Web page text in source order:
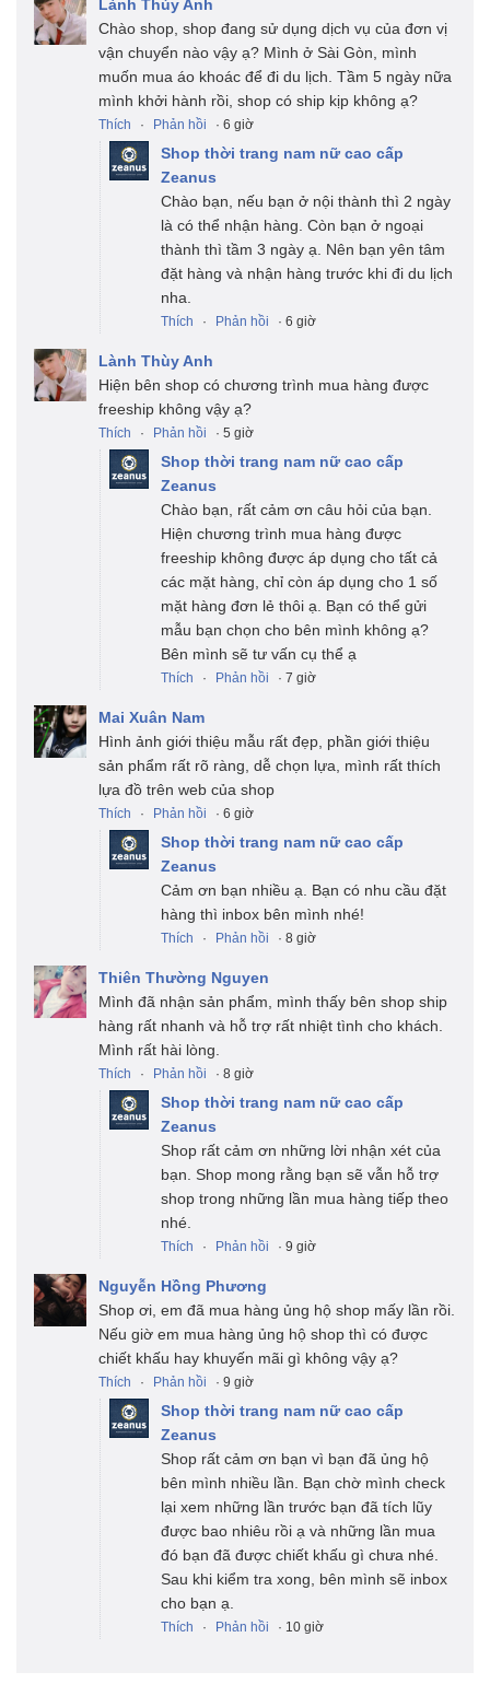
Lành Thùy Anh
Chào shop, shop đang sử dụng dịch vụ của đơn vị
vận chuyển nào vậy ạ? Mình ở Sài Gòn, mình
muốn mua áo khoác để đi du lịch. Tầm 5 ngày nữa
mình khởi hành rồi, shop có ship kịp không ạ?
Thích · Phản hồi · 6 giờ
Shop thời trang nam nữ cao cấp
Zeanus
Chào bạn, nếu bạn ở nội thành thì 2 ngày
là có thể nhận hàng. Còn bạn ở ngoại
thành thì tầm 3 ngày ạ. Nên bạn yên tâm
đặt hàng và nhận hàng trước khi đi du lịch
nha.
Thích · Phản hồi · 6 giờ
Lành Thùy Anh
Hiện bên shop có chương trình mua hàng được
freeship không vậy ạ?
Thích · Phản hồi · 5 giờ
Shop thời trang nam nữ cao cấp
Zeanus
Chào bạn, rất cảm ơn câu hỏi của bạn.
Hiện chương trình mua hàng được
freeship không được áp dụng cho tất cả
các mặt hàng, chỉ còn áp dụng cho 1 số
mặt hàng đơn lẻ thôi ạ. Bạn có thể gửi
mẫu bạn chọn cho bên mình không ạ?
Bên mình sẽ tư vấn cụ thể ạ
Thích · Phản hồi · 7 giờ
Mai Xuân Nam
Hình ảnh giới thiệu mẫu rất đẹp, phần giới thiệu
sản phẩm rất rõ ràng, dễ chọn lựa, mình rất thích
lựa đồ trên web của shop
Thích · Phản hồi · 6 giờ
Shop thời trang nam nữ cao cấp
Zeanus
Cảm ơn bạn nhiều ạ. Bạn có nhu cầu đặt
hàng thì inbox bên mình nhé!
Thích · Phản hồi · 8 giờ
Thiên Thường Nguyen
Mình đã nhận sản phẩm, mình thấy bên shop ship
hàng rất nhanh và hỗ trợ rất nhiệt tình cho khách.
Mình rất hài lòng.
Thích · Phản hồi · 8 giờ
Shop thời trang nam nữ cao cấp
Zeanus
Shop rất cảm ơn những lời nhận xét của
bạn. Shop mong rằng bạn sẽ vẫn hỗ trợ
shop trong những lần mua hàng tiếp theo
nhé.
Thích · Phản hồi · 9 giờ
Nguyễn Hồng Phương
Shop ơi, em đã mua hàng ủng hộ shop mấy lần rồi.
Nếu giờ em mua hàng ủng hộ shop thì có được
chiết khấu hay khuyến mãi gì không vậy ạ?
Thích · Phản hồi · 9 giờ
Shop thời trang nam nữ cao cấp
Zeanus
Shop rất cảm ơn bạn vì bạn đã ủng hộ
bên mình nhiều lần. Bạn chờ mình check
lại xem những lần trước bạn đã tích lũy
được bao nhiêu rồi ạ và những lần mua
đó bạn đã được chiết khấu gì chưa nhé.
Sau khi kiểm tra xong, bên mình sẽ inbox
cho bạn ạ.
Thích · Phản hồi · 10 giờ